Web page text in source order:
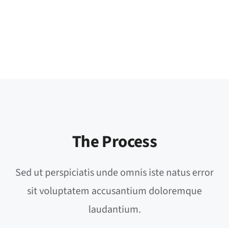
The Process
Sed ut perspiciatis unde omnis iste natus error
sit voluptatem accusantium doloremque
laudantium.